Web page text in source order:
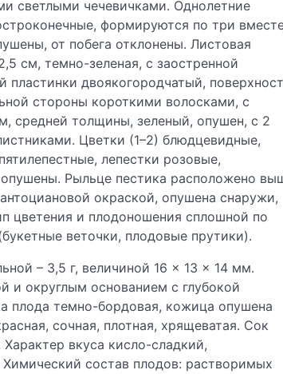
светлыми чечевичками. Однолетние
формируются по три
от побега отклонены. Листовая
см, темно-зеленая, с заостренной
двоякогородчатый,
стороны короткими волосками, с
средней толщины, зеленый, опушен, с 2
Цветки (1–2) блюдцевидные,
лепестки розовые,
Рыльце пестика расположено
окраской, опушена снаружи,
цветения и плодоношения сплошной по
веточки, плодовые прутики).
– 3,5 г, величиной 16 × 13 × 14 мм.
и округлым основанием с глубокой
плода темно-бордовая, кожица опушена
сочная, плотная, хрящеватая. Сок
вкуса кисло-сладкий,
состав плодов: растворимых